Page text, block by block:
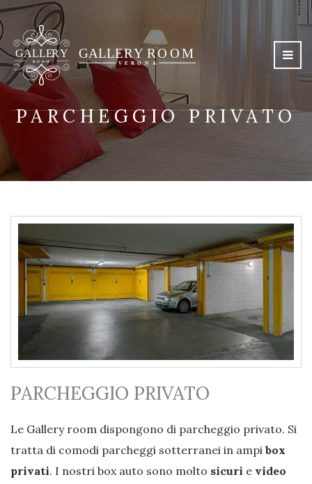
PARCHEGGIO PRIVATO
PARCHEGGIO PRIVATO
Le Gallery room dispongono di parcheggio privato. Si
tratta di comodi parcheggi sotterranei in ampi box
privati. I nostri box auto sono molto sicuri e video